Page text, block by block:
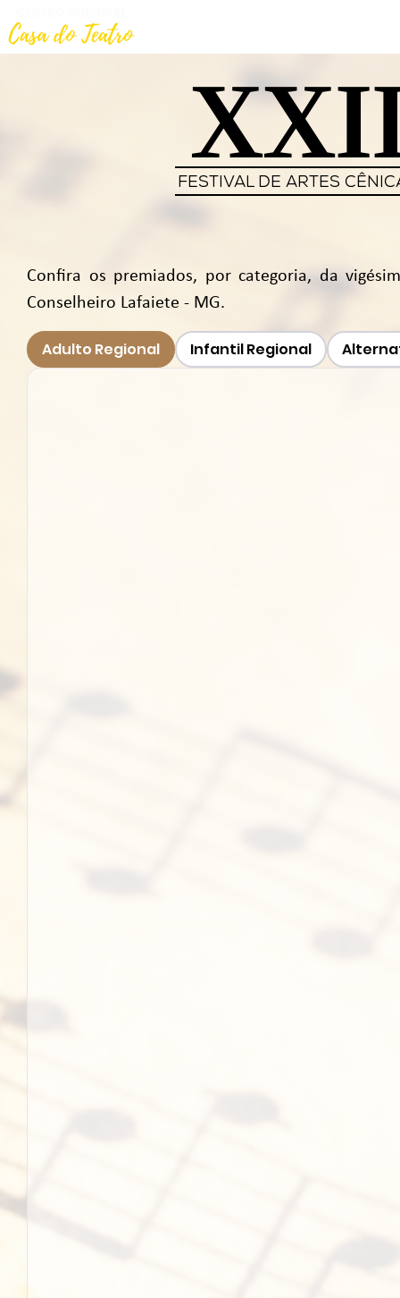
FESTIVAL DE ARTES
Confira os premiados, por categoria, da
Conselheiro Lafaiete - MG.
Adulto Regional Infantil Regional